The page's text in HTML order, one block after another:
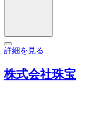
詳細を見る
株式会社珠宝